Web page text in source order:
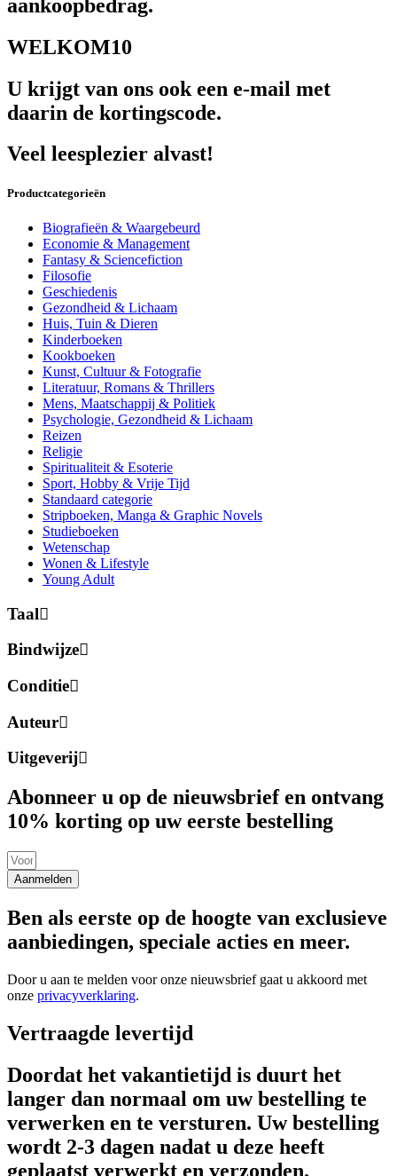
aankoopbedrag.
WELKOM10
U krijgt van ons ook een e-mail met
daarin de kortingscode.
Veel leesplezier alvast!
Productcategorieën
Biografieën & Waargebeurd
Economie & Management
Fantasy & Sciencefiction
Filosofie
Geschiedenis
Gezondheid & Lichaam
Huis, Tuin & Dieren
Kinderboeken
Kookboeken
Kunst, Cultuur & Fotografie
Literatuur, Romans & Thrillers
Mens, Maatschappij & Politiek
Psychologie, Gezondheid & Lichaam
Reizen
Religie
Spiritualiteit & Esoterie
Sport, Hobby & Vrije Tijd
Standaard categorie
Stripboeken, Manga & Graphic Novels
Studieboeken
Wetenschap
Wonen & Lifestyle
Young Adult
Taal
Bindwijze
Conditie
Auteur
Uitgeverij
Abonneer u op de nieuwsbrief en ontvang
10% korting op uw eerste bestelling
Aanmelden
Ben als eerste op de hoogte van exclusieve
aanbiedingen, speciale acties en meer.
Door u aan te melden voor onze nieuwsbrief gaat u akkoord met
onze privacyverklaring.
Vertraagde levertijd
Doordat het vakantietijd is duurt het
langer dan normaal om uw bestelling te
verwerken en te versturen. Uw bestelling
wordt 2-3 dagen nadat u deze heeft
geplaatst verwerkt en verzonden.